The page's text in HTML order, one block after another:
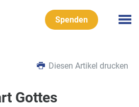
Spenden
Diesen Artikel drucken
Gottes